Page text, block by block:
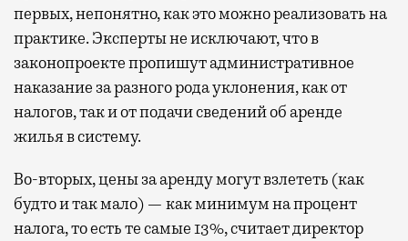
первых, непонятно, как это можно реализовать на
практике. Эксперты не исключают, что в
законопроекте пропишут административное
наказание за разного рода уклонения, как от
налогов, так и от подачи сведений об аренде
жилья в систему.
Во-вторых, цены за аренду могут взлететь (как
будто и так мало) — как минимум на процент
налога, то есть те самые 13%, считает директор